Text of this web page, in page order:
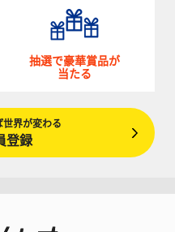
抽選で豪華賞品が
当たる
世界が変わる
登録